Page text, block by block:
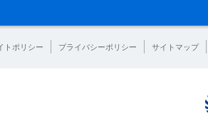
トポリシー プライバシーポリシー サイトマップ